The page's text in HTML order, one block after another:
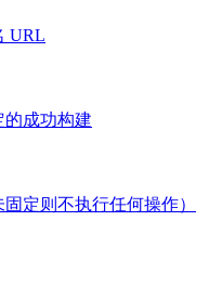
URL
成功构建
定则不执行任何操作）